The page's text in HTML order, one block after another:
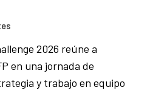
2026 reúne a
en una jornada de
y trabajo en equipo